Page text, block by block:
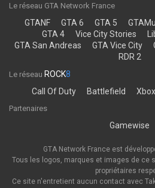
Le réseau GTA Network France
GTANF GTA 6 GTA 5
GTA 4
Vice City Stories
GTA San Andreas
GTA Vice City
RDR 2
Le réseau ROCK8
Call Of Duty
Battlefield
Partenaires
Gamewise
GTA Network France est
Tous les logos, marques et images de ce
propriétaires
Ce site n'entretient aucun contact avec